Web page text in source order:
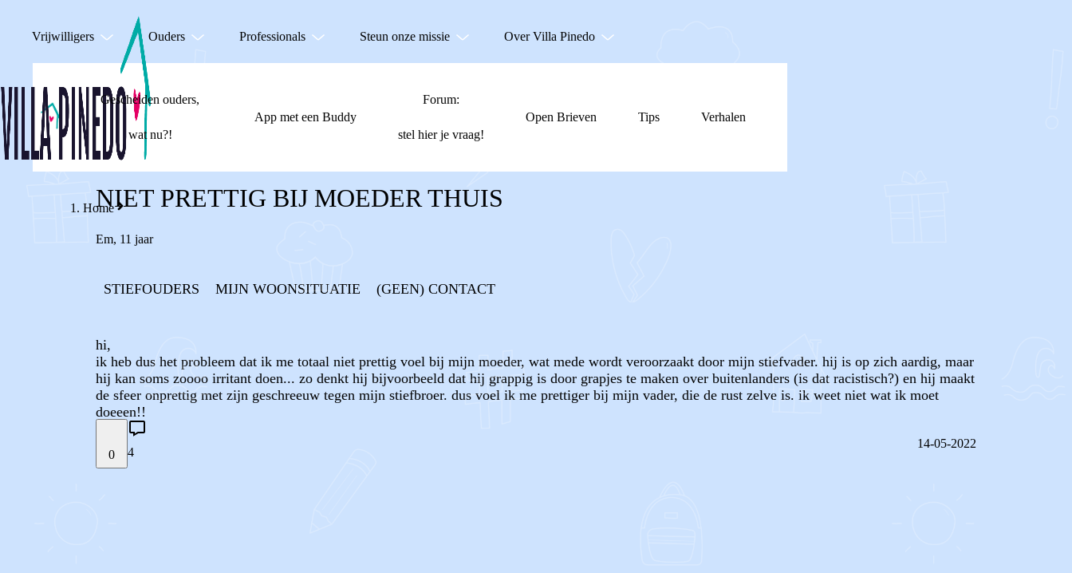
Vrijwilligers Ouders Professionals Steun onze missie Over Villa Pinedo
Gescheiden ouders,
wat nu?!
App met een Buddy
Forum:
stel hier je vraag!
Open Brieven Tips Verhalen
Home
NIET PRETTIG BIJ MOEDER THUIS
Em, 11 jaar
STIEFOUDERS MIJN WOONSITUATIE (GEEN) CONTACT
hi,
ik heb dus het probleem dat ik me totaal niet prettig voel bij mijn moeder, wat mede wordt veroorzaakt door mijn stiefvader. hij is op zich aardig, maar
hij kan soms zoooo irritant doen... zo denkt hij bijvoorbeeld dat hij grappig is door grapjes te maken over buitenlanders (is dat racistisch?) en hij maakt
de sfeer onprettig met zijn geschreeuw tegen mijn stiefbroer. dus voel ik me prettiger bij mijn vader, die de rust zelve is. ik weet niet wat ik moet
doeeen!!
0 4
14-05-2022